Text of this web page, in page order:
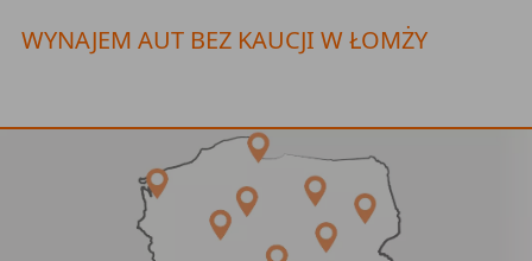
WYNAJEM AUT BEZ KAUCJI W ŁOMŻY